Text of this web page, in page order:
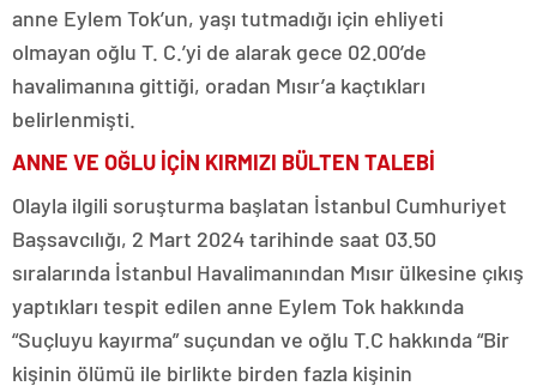
anne Eylem Tok’un, yaşı tutmadığı için ehliyeti
olmayan oğlu T. C.’yi de alarak gece 02.00’de
havalimanına gittiği, oradan Mısır’a kaçtıkları
belirlenmişti.
ANNE VE OĞLU İÇİN KIRMIZI BÜLTEN TALEBİ
Olayla ilgili soruşturma başlatan İstanbul Cumhuriyet
Başsavcılığı, 2 Mart 2024 tarihinde saat 03.50
sıralarında İstanbul Havalimanından Mısır ülkesine çıkış
yaptıkları tespit edilen anne Eylem Tok hakkında
“Suçluyu kayırma” suçundan ve oğlu T.C hakkında “Bir
kişinin ölümü ile birlikte birden fazla kişinin